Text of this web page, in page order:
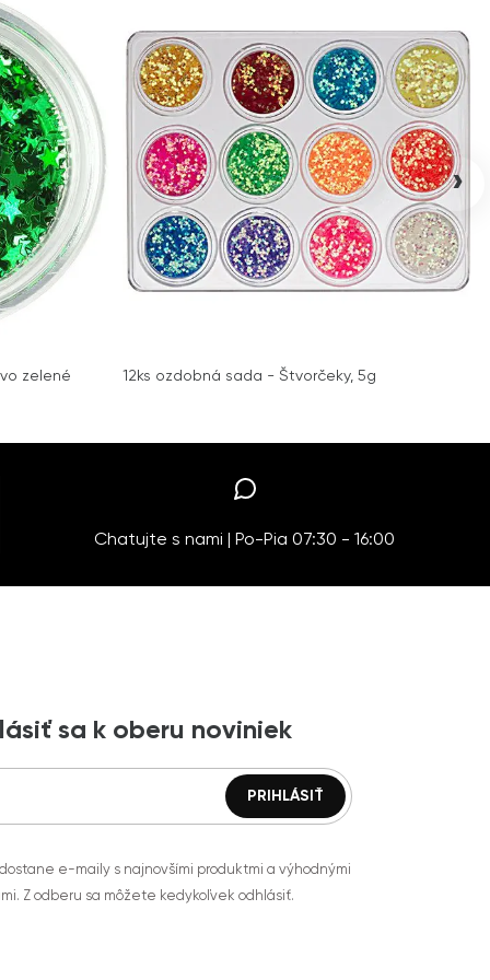
zelené 12ks ozdobná sada - Štvorčeky, 5g
›
Chatujte s nami | Po-Pia 07:30 - 16:00
sa k oberu noviniek
e-maily s najnovšími produktmi a výhodnými
Z odberu sa môžete kedykoľvek odhlásiť.